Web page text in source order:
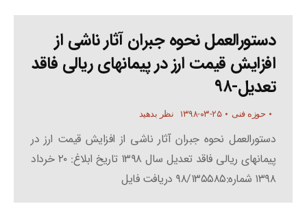
دستورالعمل نحوه جبران آثار ناشی از
افزایش قیمت ارز در پیمانهای ریالی فاقد
تعدیل-۹۸
حوزه فنی ۱۳۹۸-۰۳-۲۵ نظر بدهید
دستورالعمل نحوه جبران آثار ناشی از افزایش قیمت ارز در
پیمانهای ریالی فاقد تعدیل سال ۱۳۹۸ تاریخ ابلاغ: ۲۰ خرداد
۱۳۹۸ شماره:۹۸/۱۳۵۵۸۵ دریافت فایل